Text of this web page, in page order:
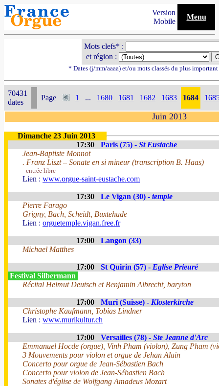
Version
Mobile
Menu
Mots clefs* :
et région :
* Dates (j/mm/aaaa) et/ou mots classés du plus
70431
dates
Page 1 ... 1680 1681 1682 1683 1684
Juin 2013
Dimanche 23 Juin 2013
17:30
Paris (75) - St Eustache
Jean-Baptiste Monnot
. Franz Liszt – Sonate en si mineur (transcription B. Haas)
- entrée libre
Lien : www.orgue-saint-eustache.com
17:30 Le Vigan (30) - temple
Pierre Farago
Grigny, Bach, Scheidt, Buxtehude
Lien : orguetemple.vigan.free.fr
17:00
Langon (33)
Michael Matthes
17:00 St Quirin (57) - Eglise Prieuré
Festival Silbermann
Récital Helmut Deutsch et Benjamin Albrecht, baryton
17:00 Muri (Suisse) - Klosterkirche
Christophe Kaufmann, Tobias Lindner
Lien : www.murikultur.ch
17:00 Versailles (78) - Ste Jeanne d'Arc
Emmanuel Hocde (orgue), Vinh Pham (violon), Zung Pham
3 Mouvements pour violon et orgue de Jehan Alain
Concerto pour orgue de Jean-Sébastien Bach
Concerto pour violon de Jean-Sébastien Bach
Sonates d'église de Wolfgang Amadeus Mozart